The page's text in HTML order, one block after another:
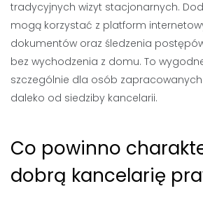
tradycyjnych wizyt stacjonarnych.
mogą korzystać z platform
dokumentów oraz śledzenia
bez wychodzenia z domu. To
szczególnie dla osób
daleko od siedziby kancelarii.
Co powinno
dobrą kancelarię